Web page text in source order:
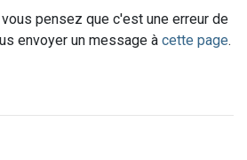
pensez que c'est une erreur de
envoyer un message à cette page.